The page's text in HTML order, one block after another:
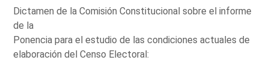
Dictamen de la Comisión Constitucional sobre el informe
de la
Ponencia para el estudio de las condiciones actuales de
elaboración del Censo Electoral: